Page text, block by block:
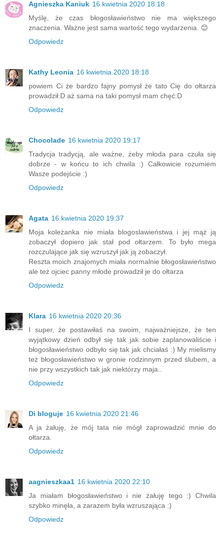
Agnieszka Kaniuk 16 kwietnia 2020 18:18
Myślę, że czas błogosławieństwo nie ma większego
znaczenia. Ważne jest sama wartość tego wydarzenia. 😊
Odpowiedz
Kathy Leonia 16 kwietnia 2020 18:18
powiem Ci że bardzo fajny pomysł że tato Cię do ołtarza
prowadził:D aż sama na taki pomysł mam chęć:D
Odpowiedz
Chocolade 16 kwietnia 2020 19:17
Tradycja tradycją, ale ważne, żeby młoda para czuła się
dobrze - w końcu to ich chwila :) Całkowicie rozumiem
Wasze podejście :)
Odpowiedz
Agata 16 kwietnia 2020 19:37
Moja koleżanka nie miała blogoslawieństwa i jej mąż ją
zobaczył dopiero jak stał pod ołtarzem. To było mega
rozczulające jak się wzruszył jak ją zobaczył.
Reszta moich znajomych miała normalnie błogosławieństwo
ale też ojciec panny młode prowadził je do ołtarza
Odpowiedz
Klara 16 kwietnia 2020 20:36
I super, że postawiłaś na swoim, najważniejsze, że ten
wyjątkowy dzień odbył się tak jak sobie zaplanowaliście i
błogosławieństwo odbyło się tak jak chciałaś :) My mielismy
też błogosławieństwo w gronie rodzinnym przed ślubem, a
nie przy wszystkich tak jak niektórzy maja..
Odpowiedz
Di bloguje 16 kwietnia 2020 21:46
A ja żałuję, że mój tata nie mógł zaprowadzić mnie do
ołtarza.
Odpowiedz
aagnieszkaa1 16 kwietnia 2020 22:10
Ja miałam błogosławieństwo i nie żałuję tego :) Chwila
szybko minęła, a zarazem była wzruszająca :)
Odpowiedz